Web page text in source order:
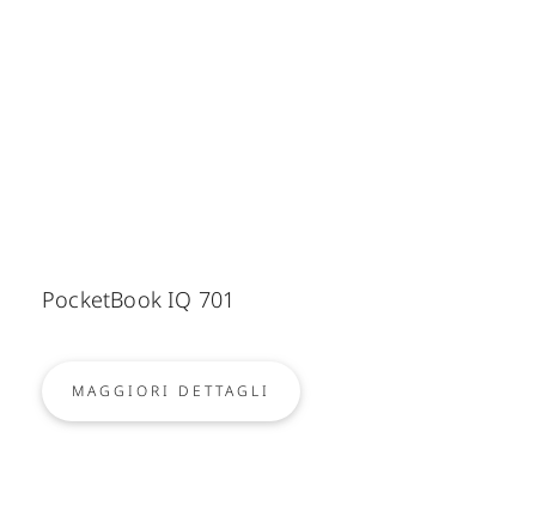
PocketBook IQ 701
MAGGIORI DETTAGLI